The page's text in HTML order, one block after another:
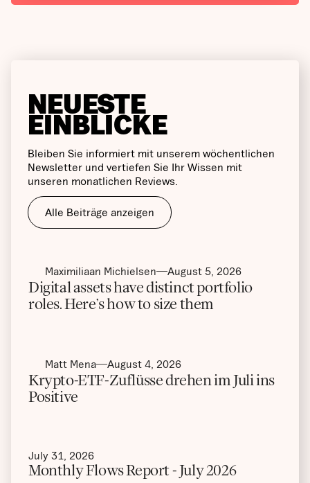
NEUESTE
EINBLICKE
Bleiben Sie informiert mit unserem wöchentlichen
Newsletter und vertiefen Sie Ihr Wissen mit
unseren monatlichen Reviews.
Alle Beiträge anzeigen
Maximiliaan Michielsen August 5, 2026
Digital assets have distinct portfolio
roles. Here’s how to size them
Matt Mena August 4, 2026
Krypto-ETF-Zuflüsse drehen im Juli ins
Positive
July 31, 2026
Monthly Flows Report - July 2026